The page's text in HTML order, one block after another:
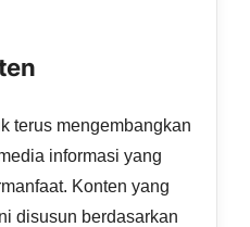
terus mengembangkan
informasi yang
Konten yang
disusun berdasarkan